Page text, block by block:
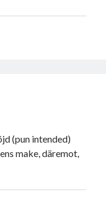
(pun intended)
make, däremot,